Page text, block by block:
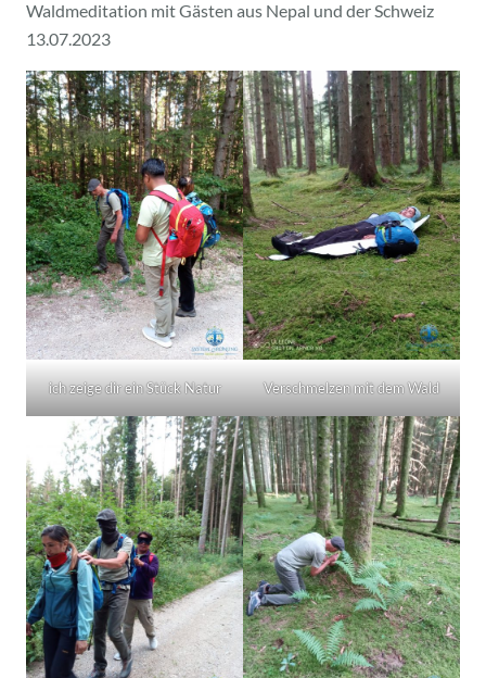
Waldmeditation mit Gästen aus Nepal und der Schweiz
13.07.2023
ich zeige dir ein Stück Natur Verschmelzen mit dem Wald